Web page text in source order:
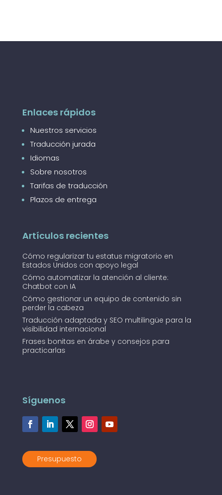
Enlaces rápidos
Nuestros servicios
Traducción jurada
Idiomas
Sobre nosotros
Tarifas de traducción
Plazos de entrega
Artículos recientes
Cómo regularizar tu estatus migratorio en
Estados Unidos con apoyo legal
Cómo automatizar la atención al cliente:
Chatbot con IA
Cómo gestionar un equipo de contenido sin
perder la cabeza
Traducción adaptada y SEO multilingüe para la
visibilidad internacional
Frases bonitas en árabe y consejos para
practicarlas
Síguenos
Presupuesto